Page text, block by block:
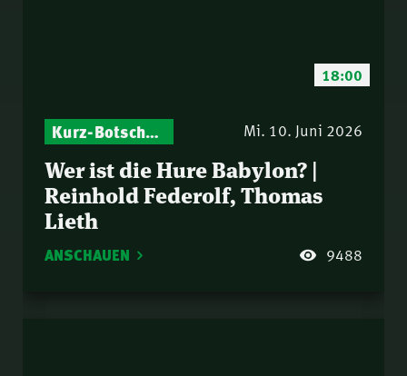
18:00
Kurz-Botschaften – Biblische Impulse mit Zukunft im Blick Mi. 10. Juni 2026
Wer ist die Hure Babylon? |
Reinhold Federolf, Thomas
Lieth
ANSCHAUEN 9488